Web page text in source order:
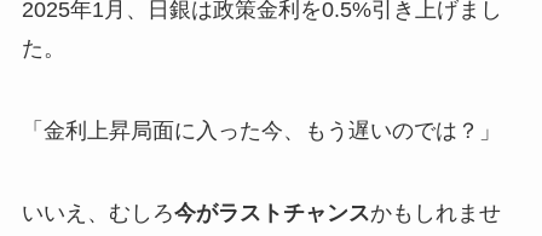
2025年1月、日銀は政策金利を0.5%引き上げまし
た。
「金利上昇局面に入った今、もう遅いのでは？」
いいえ、むしろ今がラストチャンスかもしれませ